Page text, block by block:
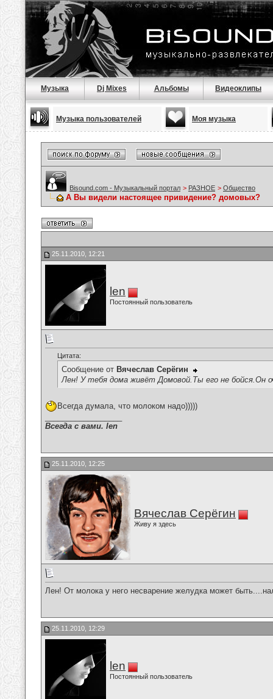
Музыка Dj Mixes Альбомы Видеоклипы
Музыка пользователей Моя музыка
Bisound.com - Музыкальный портал > РАЗНОЕ > Общество
А Вы видели настоящее привидение? домовых?
25.11.2010, 12:21
len
Постоянный пользователь
Цитата:
Сообщение от Вячеслав Серёгин
Лен! У тебя дома живёт Домовой.Ты его не бойся.Он
Всегда думала, что молоком надо)))))
Всегда с вами. len
25.11.2010, 12:25
Вячеслав Серёгин
Живу я здесь
Лен! От молока у него несварение желудка может
25.11.2010, 12:29
len
Постоянный пользователь